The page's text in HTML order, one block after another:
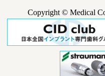
Copyright © Medical